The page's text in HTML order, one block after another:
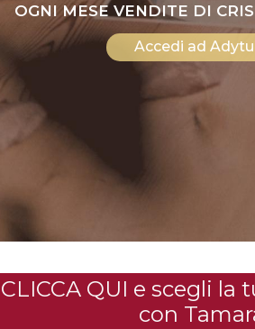
Accedi ad
OGNI MESE VENDITE DI
CLICCA QUI e scegli la
con